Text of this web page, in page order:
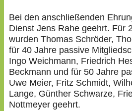
Bei den anschließenden
Dienst Jens Rahe geehrt. Für
wurden Thomas Schröder,
für 40 Jahre passive
Ingo Weichmann, Friedrich
Beckmann und für 50 Jahre
Uwe Meier, Fritz Schmidt,
Lange, Günther Schwarze,
Nottmeyer geehrt.